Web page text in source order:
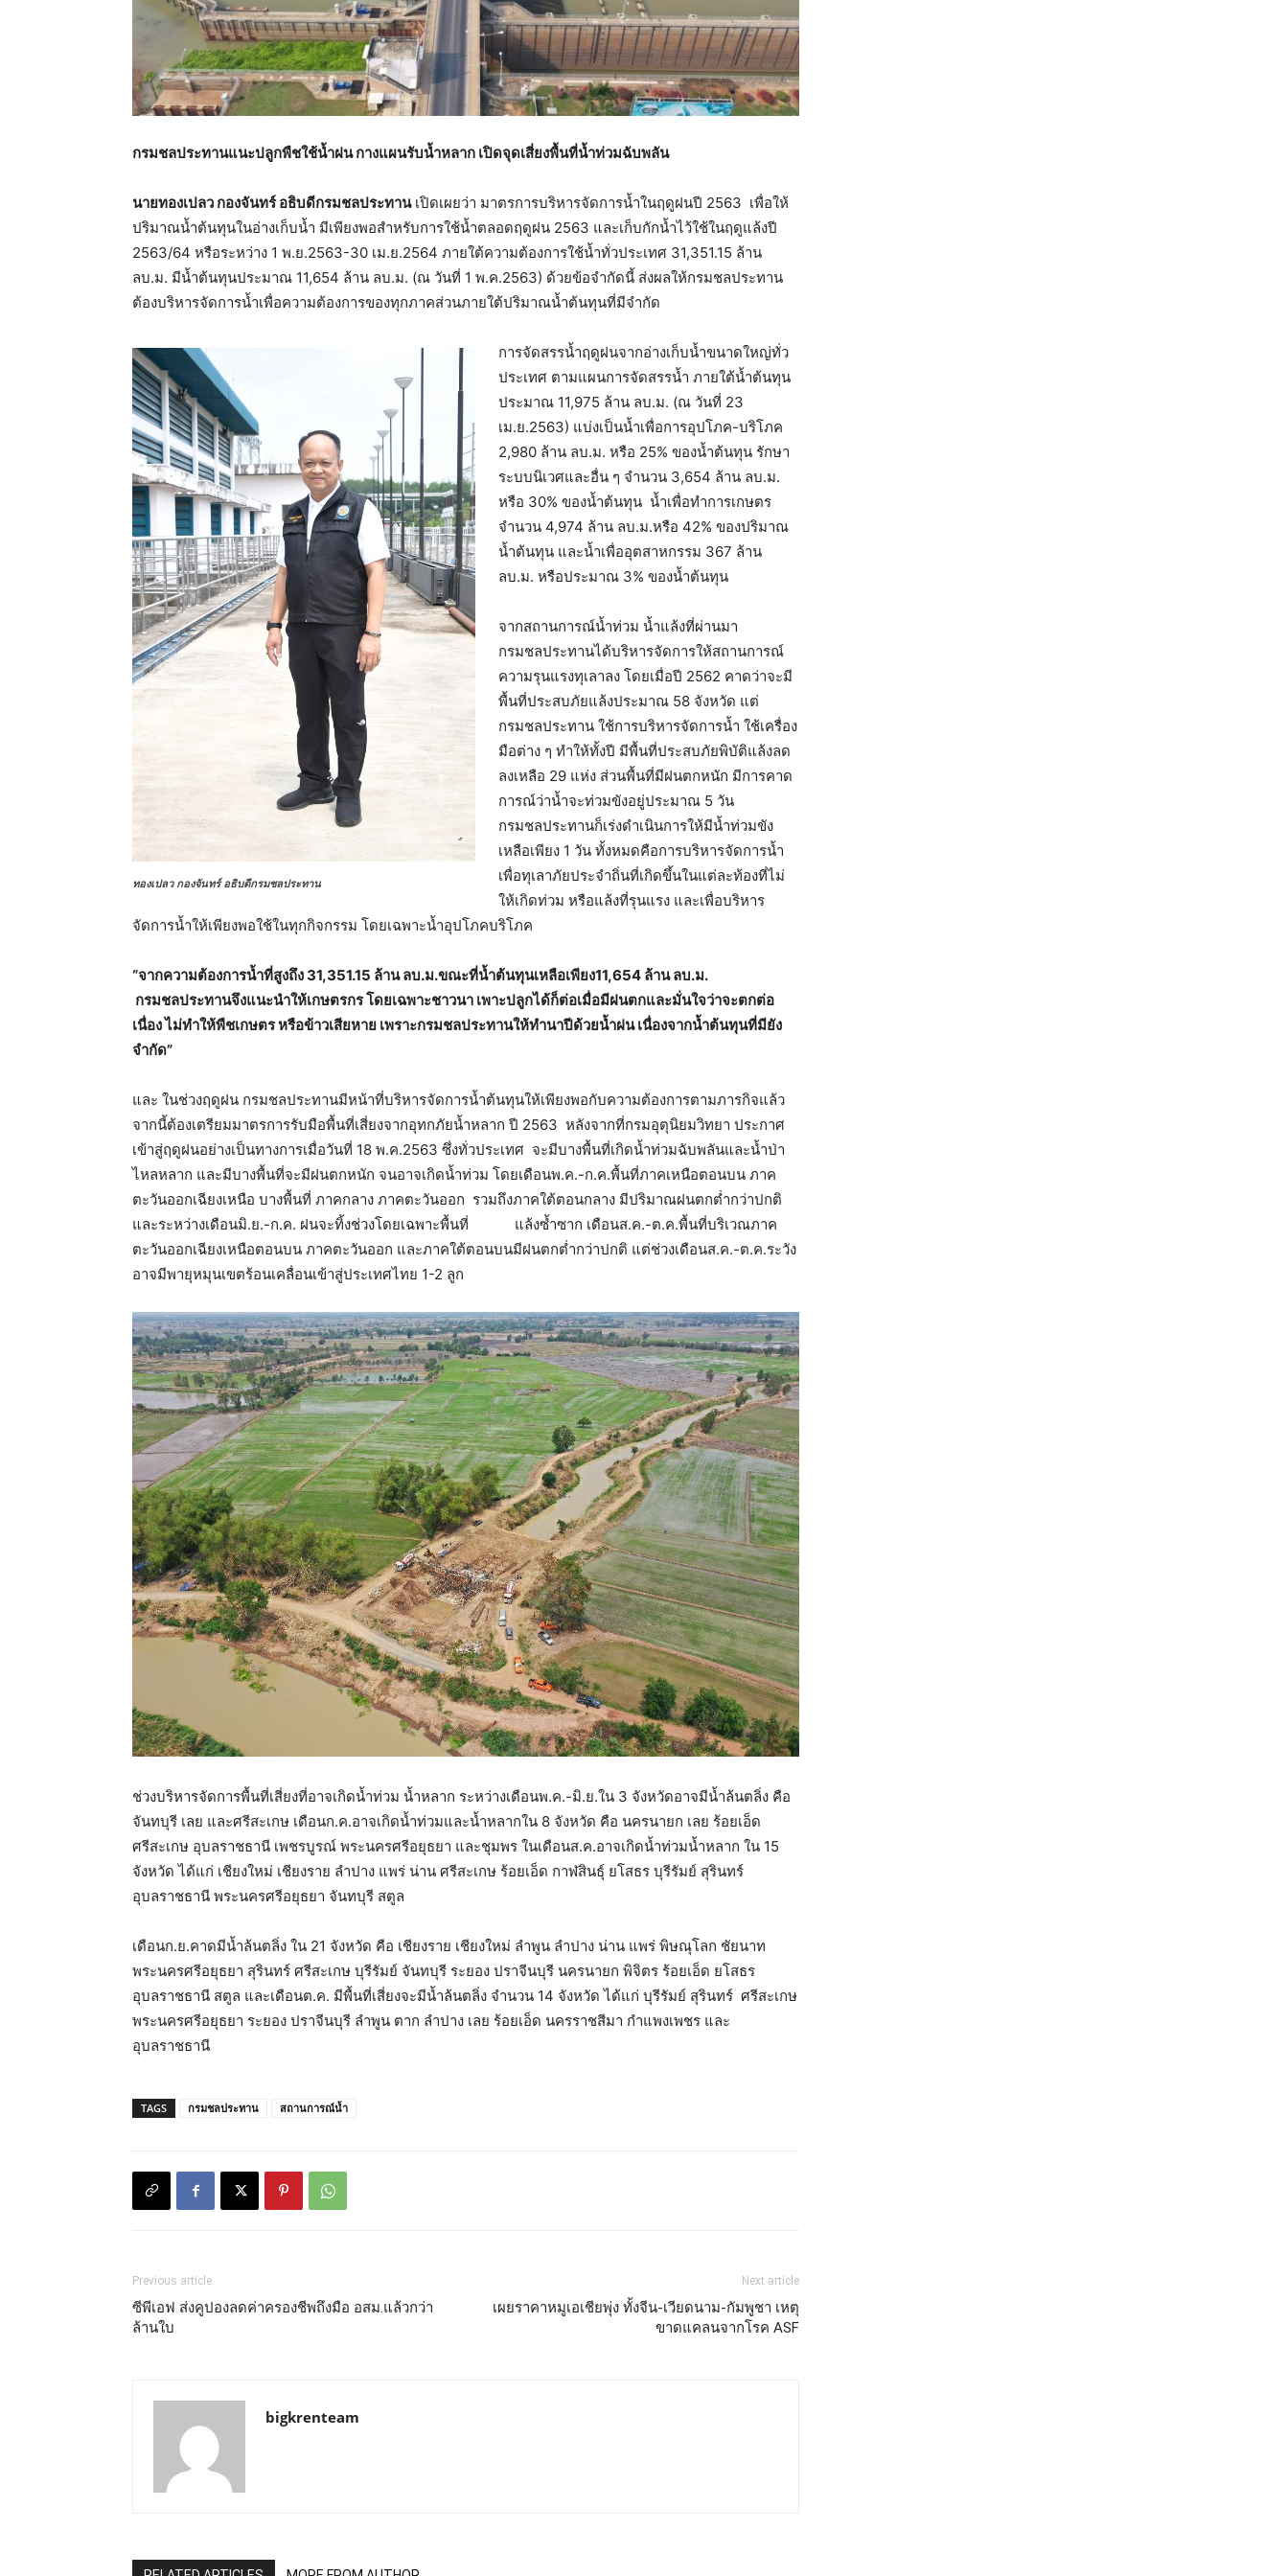
กรมชลประทานแนะปลูกพืชใช้น้ำฝน กางแผนรับน้ำหลาก เปิดจุดเสี่ยงพื้นที่น้ำท่วมฉับพลัน
นายทองเปลว กองจันทร์ อธิบดีกรมชลประทานเปิดเผยว่า มาตรการบริหารจัดการน้ำในฤดูฝนปี 2563 เพื่อให้
ปริมาณน้ำต้นทุนในอ่างเก็บน้ำ มีเพียงพอสำหรับการใช้น้ำตลอดฤดูฝน 2563 และเก็บกักน้ำไว้ใช้ในฤดูแล้งปี
2563/64 หรือระหว่าง 1 พ.ย.2563-30 เม.ย.2564 ภายใต้ความต้องการใช้น้ำทั่วประเทศ 31,351.15 ล้าน
ลบ.ม. มีน้ำต้นทุนประมาณ 11,654 ล้าน ลบ.ม. (ณ วันที่ 1 พ.ค.2563) ด้วยข้อจำกัดนี้ ส่งผลให้กรมชลประทาน
ต้องบริหารจัดการน้ำเพื่อความต้องการของทุกภาคส่วนภายใต้ปริมาณน้ำต้นทุนที่มีจำกัด
ทองเปลว กองจันทร์ อธิบดีกรมชลประทาน
การจัดสรรน้ำฤดูฝนจากอ่างเก็บน้ำขนาดใหญ่ทั่ว
ประเทศ ตามแผนการจัดสรรน้ำ ภายใต้น้ำต้นทุน
ประมาณ 11,975 ล้าน ลบ.ม. (ณ วันที่ 23
เม.ย.2563) แบ่งเป็นน้ำเพื่อการอุปโภค-บริโภค
2,980 ล้าน ลบ.ม. หรือ 25% ของน้ำต้นทุน รักษา
ระบบนิเวศและอื่น ๆ จำนวน 3,654 ล้าน ลบ.ม.
หรือ 30% ของน้ำต้นทุน น้ำเพื่อทำการเกษตร
จำนวน 4,974 ล้าน ลบ.ม.หรือ 42% ของปริมาณ
น้ำต้นทุน และน้ำเพื่ออุตสาหกรรม 367 ล้าน
ลบ.ม. หรือประมาณ 3% ของน้ำต้นทุน
จากสถานการณ์น้ำท่วม น้ำแล้งที่ผ่านมา
กรมชลประทานได้บริหารจัดการให้สถานการณ์
ความรุนแรงทุเลาลง โดยเมื่อปี 2562 คาดว่าจะมี
พื้นที่ประสบภัยแล้งประมาณ 58 จังหวัด แต่
กรมชลประทาน ใช้การบริหารจัดการน้ำ ใช้เครื่อง
มือต่าง ๆ ทำให้ทั้งปี มีพื้นที่ประสบภัยพิบัติแล้งลด
ลงเหลือ 29 แห่ง ส่วนพื้นที่มีฝนตกหนัก มีการคาด
การณ์ว่าน้ำจะท่วมขังอยู่ประมาณ 5 วัน
กรมชลประทานก็เร่งดำเนินการให้มีน้ำท่วมขัง
เหลือเพียง 1 วัน ทั้งหมดคือการบริหารจัดการน้ำ
เพื่อทุเลาภัยประจำถิ่นที่เกิดขึ้นในแต่ละท้องที่ไม่
ให้เกิดท่วม หรือแล้งที่รุนแรง และเพื่อบริหาร
จัดการน้ำให้เพียงพอใช้ในทุกกิจกรรม โดยเฉพาะน้ำอุปโภคบริโภค
“จากความต้องการน้ำที่สูงถึง 31,351.15 ล้าน ลบ.ม.ขณะที่น้ำต้นทุนเหลือเพียง11,654 ล้าน ลบ.ม.
กรมชลประทานจึงแนะนำให้เกษตรกร โดยเฉพาะชาวนา เพาะปลูกได้ก็ต่อเมื่อมีฝนตกและมั่นใจว่าจะตกต่อ
เนื่อง ไม่ทำให้พืชเกษตร หรือข้าวเสียหาย เพราะกรมชลประทานให้ทำนาปีด้วยน้ำฝน เนื่องจากน้ำต้นทุนที่มียัง
จำกัด”
และ ในช่วงฤดูฝน กรมชลประทานมีหน้าที่บริหารจัดการน้ำต้นทุนให้เพียงพอกับความต้องการตามภารกิจแล้ว
จากนี้ต้องเตรียมมาตรการรับมือพื้นที่เสี่ยงจากอุทกภัยน้ำหลาก ปี 2563 หลังจากที่กรมอุตุนิยมวิทยา ประกาศ
เข้าสู่ฤดูฝนอย่างเป็นทางการเมื่อวันที่ 18 พ.ค.2563 ซึ่งทั่วประเทศ จะมีบางพื้นที่เกิดน้ำท่วมฉับพลันและน้ำป่า
ไหลหลาก และมีบางพื้นที่จะมีฝนตกหนัก จนอาจเกิดน้ำท่วม โดยเดือนพ.ค.-ก.ค.พื้นที่ภาคเหนือตอนบน ภาค
ตะวันออกเฉียงเหนือ บางพื้นที่ ภาคกลาง ภาคตะวันออก รวมถึงภาคใต้ตอนกลาง มีปริมาณฝนตกต่ำกว่าปกติ
และระหว่างเดือนมิ.ย.-ก.ค. ฝนจะทิ้งช่วงโดยเฉพาะพื้นที่ แล้งซ้ำซาก เดือนส.ค.-ต.ค.พื้นที่บริเวณภาค
ตะวันออกเฉียงเหนือตอนบน ภาคตะวันออก และภาคใต้ตอนบนมีฝนตกต่ำกว่าปกติ แต่ช่วงเดือนส.ค.-ต.ค.ระวัง
อาจมีพายุหมุนเขตร้อนเคลื่อนเข้าสู่ประเทศไทย 1-2 ลูก
ช่วงบริหารจัดการพื้นที่เสี่ยงที่อาจเกิดน้ำท่วม น้ำหลาก ระหว่างเดือนพ.ค.-มิ.ย.ใน 3 จังหวัดอาจมีน้ำล้นตลิ่ง คือ
จันทบุรี เลย และศรีสะเกษ เดือนก.ค.อาจเกิดน้ำท่วมและน้ำหลากใน 8 จังหวัด คือ นครนายก เลย ร้อยเอ็ด
ศรีสะเกษ อุบลราชธานี เพชรบูรณ์ พระนครศรีอยุธยา และชุมพร ในเดือนส.ค.อาจเกิดน้ำท่วมน้ำหลาก ใน 15
จังหวัด ได้แก่ เชียงใหม่ เชียงราย ลำปาง แพร่ น่าน ศรีสะเกษ ร้อยเอ็ด กาฬสินธุ์ ยโสธร บุรีรัมย์ สุรินทร์
อุบลราชธานี พระนครศรีอยุธยา จันทบุรี สตูล
เดือนก.ย.คาดมีน้ำล้นตลิ่ง ใน 21 จังหวัด คือ เชียงราย เชียงใหม่ ลำพูน ลำปาง น่าน แพร่ พิษณุโลก ชัยนาท
พระนครศรีอยุธยา สุรินทร์ ศรีสะเกษ บุรีรัมย์ จันทบุรี ระยอง ปราจีนบุรี นครนายก พิจิตร ร้อยเอ็ด ยโสธร
อุบลราชธานี สตูล และเดือนต.ค. มีพื้นที่เสี่ยงจะมีน้ำล้นตลิ่ง จำนวน 14 จังหวัด ได้แก่ บุรีรัมย์ สุรินทร์ ศรีสะเกษ
พระนครศรีอยุธยา ระยอง ปราจีนบุรี ลำพูน ตาก ลำปาง เลย ร้อยเอ็ด นครราชสีมา กำแพงเพชร และ
อุบลราชธานี
TAGS กรมชลประทาน สถานการณ์น้ำ
Previous article
ซีพีเอฟ ส่งคูปองลดค่าครองชีพถึงมือ อสม.แล้วกว่า
ล้านใบ
Next article
เผยราคาหมูเอเชียพุ่ง ทั้งจีน-เวียดนาม-กัมพูชา เหตุ
ขาดแคลนจากโรค ASF
bigkrenteam